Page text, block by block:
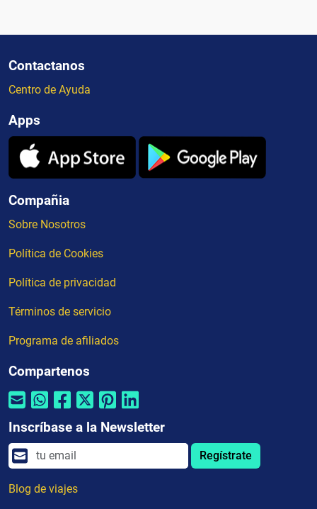
Contactanos
Centro de Ayuda
Apps
Compañia
Sobre Nosotros
Política de Cookies
Política de privacidad
Términos de servicio
Programa de afiliados
Compartenos
Inscríbase a la Newsletter
Regístrate
Blog de viajes